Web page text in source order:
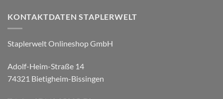
KONTAKTDATEN STAPLERWELT
Staplerwelt Onlineshop GmbH
Adolf-Heim-Straße 14
74321 Bietigheim-Bissingen